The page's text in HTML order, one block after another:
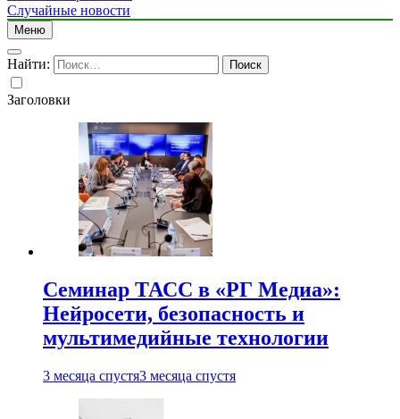
Случайные новости
Меню
Найти:
Заголовки
Семинар ТАСС в «РГ Медиа»:
Нейросети, безопасность и
мультимедийные технологии
3 месяца спустя3 месяца спустя